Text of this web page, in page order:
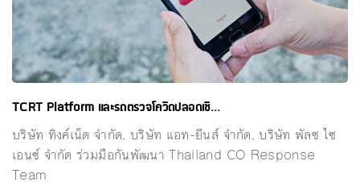
TCRT Platform และรถตรวจโควิดปลอดเชื...
บริษัท ทิงค์เน็ต จำกัด, บริษัท แอท-ยีนส์ จำกัด, บริษัท พัลซ ไซ
เอนซ์ จำกัด ร่วมมือกันพัฒนา Thailand CO Response
Team